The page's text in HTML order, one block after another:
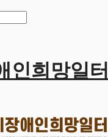
인희망일터